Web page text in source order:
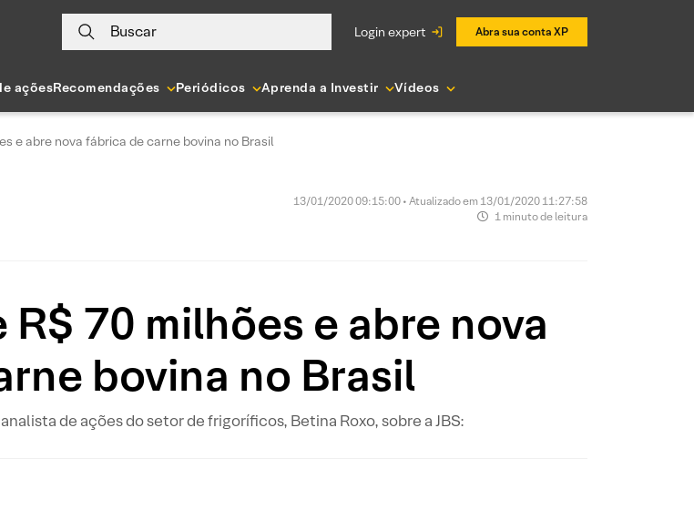
Buscar login expert Abra sua conta XP
açõesRecomendações Periódicos Aprenda a Investir Vídeos
e abre nova fábrica de carne bovina no Brasil
13/01/2020 09:15:00 • Atualizado em 13/01/2020 11:27:58
1 minuto de leitura
70 milhões e abre nova
bovina no Brasil
de ações do setor de frigoríficos, Betina Roxo, sobre a JBS: